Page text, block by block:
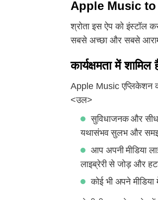
Apple Music to
श्रोता इस ऐप को इंस्टॉल
सबसे अच्छा और सबसे
कार्यक्षमता में
Apple Music एप्लिकेशन
<उल>
सुविधाजनक और
यथासंभव सुलभ और
आप अपनी मीडिया
लाइब्रेरी से जोड़ और
कोई भी अपने